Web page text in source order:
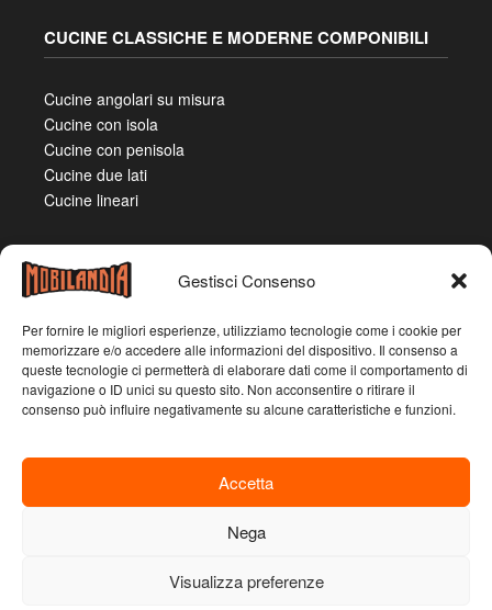
Gestisci Consenso
Per fornire le migliori esperienze, utilizziamo tecnologie come i cookie per
memorizzare e/o accedere alle informazioni del dispositivo. Il consenso a
queste tecnologie ci permetterà di elaborare dati come il comportamento di
navigazione o ID unici su questo sito. Non acconsentire o ritirare il
consenso può influire negativamente su alcune caratteristiche e funzioni.
Accetta
Nega
Visualizza preferenze
CUCINE CLASSICHE E MODERNE COMPONIBILI
Cucine angolari su misura
Cucine con isola
Cucine con penisola
Cucine due lati
Cucine lineari
Mobilandia Emilia – Emilia Casa S.R.L. – Sede legale:
03318520362